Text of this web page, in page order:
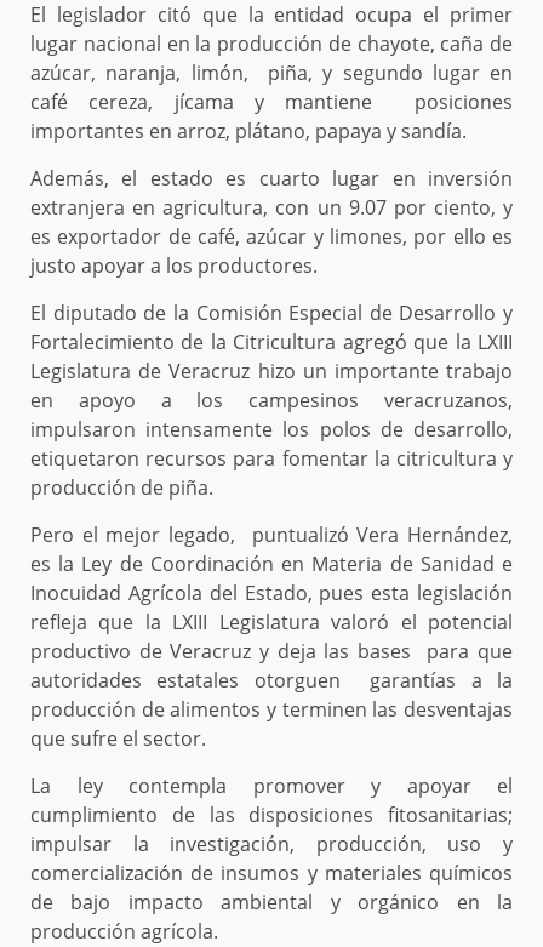
El legislador citó que la entidad ocupa el primer
lugar nacional en la producción de chayote, caña de
azúcar, naranja, limón, piña, y segundo lugar en
café cereza, jícama y mantiene posiciones
importantes en arroz, plátano, papaya y sandía.
Además, el estado es cuarto lugar en inversión
extranjera en agricultura, con un 9.07 por ciento, y
es exportador de café, azúcar y limones, por ello es
justo apoyar a los productores.
El diputado de la Comisión Especial de Desarrollo y
Fortalecimiento de la Citricultura agregó que la LXIII
Legislatura de Veracruz hizo un importante trabajo
en apoyo a los campesinos veracruzanos,
impulsaron intensamente los polos de desarrollo,
etiquetaron recursos para fomentar la citricultura y
producción de piña.
Pero el mejor legado, puntualizó Vera Hernández,
es la Ley de Coordinación en Materia de Sanidad e
Inocuidad Agrícola del Estado, pues esta legislación
refleja que la LXIII Legislatura valoró el potencial
productivo de Veracruz y deja las bases para que
autoridades estatales otorguen garantías a la
producción de alimentos y terminen las desventajas
que sufre el sector.
La ley contempla promover y apoyar el
cumplimiento de las disposiciones fitosanitarias;
impulsar la investigación, producción, uso y
comercialización de insumos y materiales químicos
de bajo impacto ambiental y orgánico en la
producción agrícola.